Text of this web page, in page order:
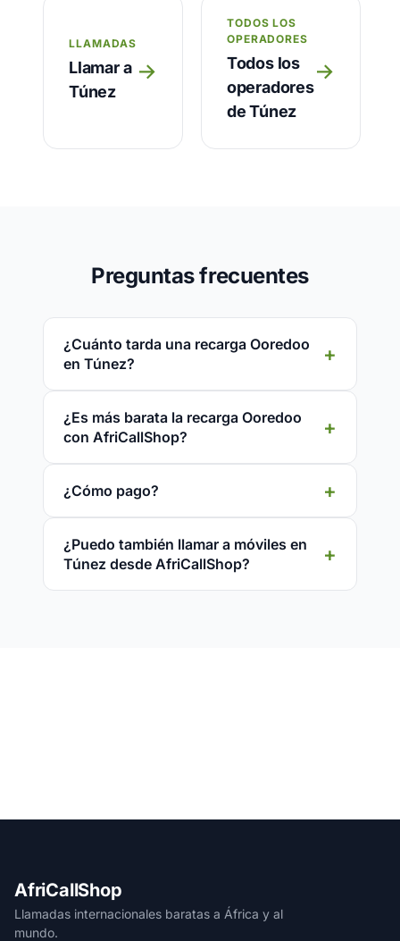
LLAMADAS
Llamar a
Túnez
→
TODOS LOS
OPERADORES
Todos los
operadores
de Túnez
→
Preguntas frecuentes
¿Cuánto tarda una recarga Ooredoo
en Túnez?
¿Es más barata la recarga Ooredoo
con AfriCallShop?
¿Cómo pago?
¿Puedo también llamar a móviles en
Túnez desde AfriCallShop?
AfriCallShop
Llamadas internacionales baratas a África y al
mundo.